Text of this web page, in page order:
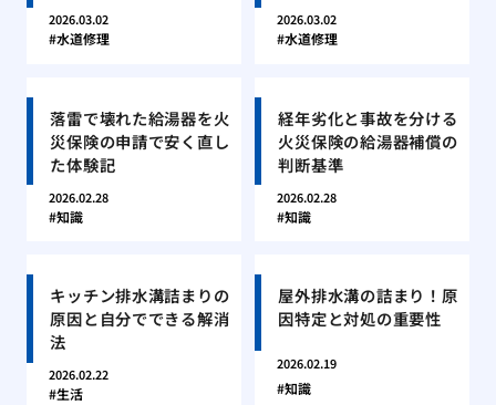
2026.03.02
水道修理
2026.03.02
水道修理
落雷で壊れた給湯器を火
災保険の申請で安く直し
た体験記
2026.02.28
知識
経年劣化と事故を分ける
火災保険の給湯器補償の
判断基準
2026.02.28
知識
キッチン排水溝詰まりの
原因と自分でできる解消
法
2026.02.22
生活
屋外排水溝の詰まり！原
因特定と対処の重要性
2026.02.19
知識